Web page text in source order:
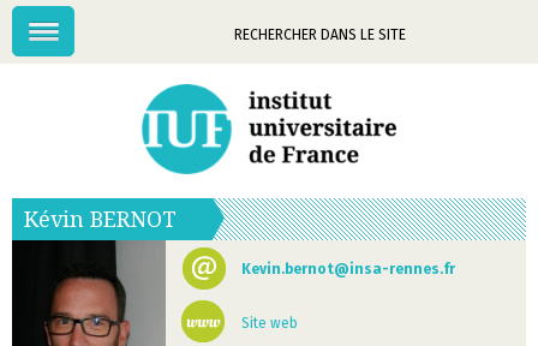
Mots-
Menu
Kévin BERNOT
Kevin.bernot@insa-rennes.fr
Site web